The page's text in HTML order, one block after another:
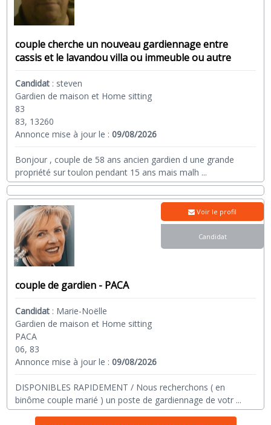
couple cherche un nouveau gardiennage entre
cassis et le lavandou villa ou immeuble ou autre
Candidat : steven
Gardien de maison et Home sitting
83
83, 13260
Annonce mise à jour le :09/08/2026
Bonjour , couple de 58 ans ancien gardien d une grande
propriété sur toulon pendant 15 ans mais malh ...
couple de gardien - PACA
Candidat : Marie-Noëlle
Gardien de maison et Home sitting
PACA
06, 83
Annonce mise à jour le :09/08/2026
DISPONIBLES RAPIDEMENT / Nous recherchons ( en
binôme couple marié ) un poste de gardiennage de votr ...
Voir le profil
Candidat